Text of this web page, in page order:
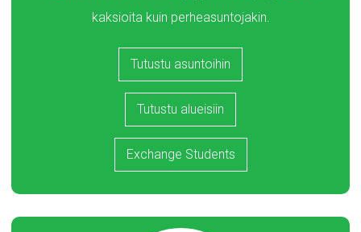
kaksioita kuin perheasuntojakin.
Tutustu asuntoihin
Tutustu alueisiin
Exchange Students